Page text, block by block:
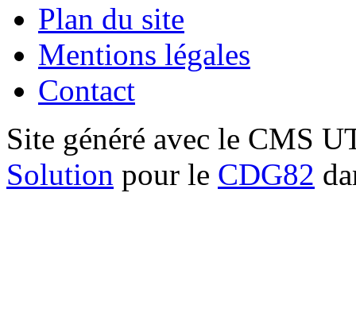
Plan du site
Mentions légales
Contact
Site généré avec le CMS
Solution pour le CDG82